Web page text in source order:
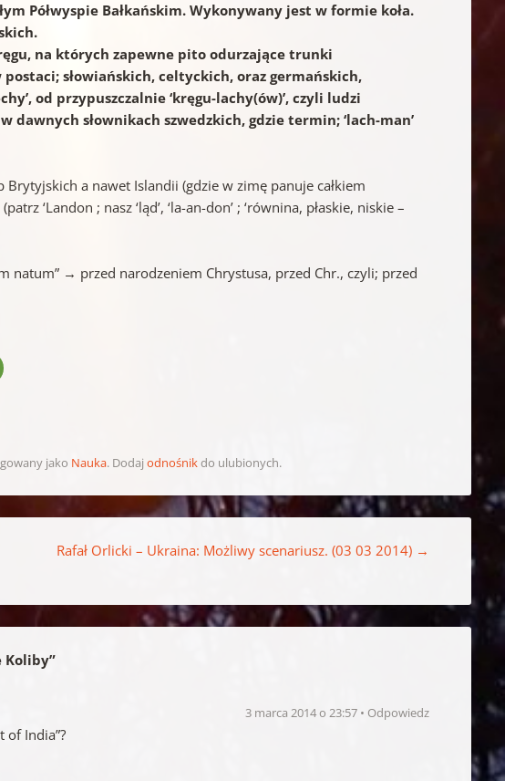
Półwyspie Bałkańskim. Wykonywany jest w formie koła.
na których zapewne pito odurzające trunki
słowiańskich, celtyckich, oraz germańskich,
od przypuszczalnie ‘kręgu-lachy(ów)’, czyli ludzi
dawnych słownikach szwedzkich, gdzie termin; ‘lach-man’
a nawet Islandii (gdzie w zimę panuje całkiem
‘Landon ; nasz ‘ląd’, ‘la-an-don’ ; ‘równina, płaskie, niskie –
natum” → przed narodzeniem Chrystusa, przed Chr., czyli; przed
jako Nauka. Dodajodnośnikdo ulubionych.
Rafał Orlicki – Ukraina: Możliwy scenariusz. (03 03 2014) →
Koliby”
3 marca 2014 o 23:57 Odpowiedz
of India”?